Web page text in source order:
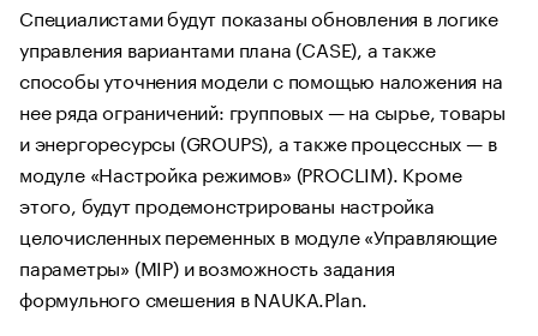
Специалистами будут показаны обновления в логике
управления вариантами плана (CASE), а также
способы уточнения модели с помощью наложения на
нее ряда ограничений: групповых — на сырье, товары
и энергоресурсы (GROUPS), а также процессных — в
модуле «Настройка режимов» (PROCLIM). Кроме
этого, будут продемонстрированы настройка
целочисленных переменных в модуле «Управляющие
параметры» (MIP) и возможность задания
формульного смешения в NAUKA.Plan.